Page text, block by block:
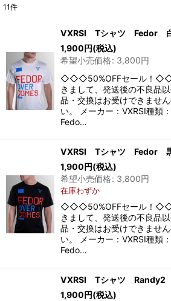
並び順:
絞り込む
11件
VXRSI Tシャツ Fedor
1,900円(税込)
希望小売価格: 3,800円
◇◇◇50%OFFセール！
きまして、発送後の不良品
品・交換はお受けできませ
い。 メーカー：VXRSI種類
Fedo…
VXRSI Tシャツ Fedor
1,900円(税込)
希望小売価格: 3,800円
在庫わずか
◇◇◇50%OFFセール！
きまして、発送後の不良品
品・交換はお受けできませ
い。 メーカー：VXRSI種類
Fedo…
VXRSI Tシャツ Randy2
1,900円(税込)